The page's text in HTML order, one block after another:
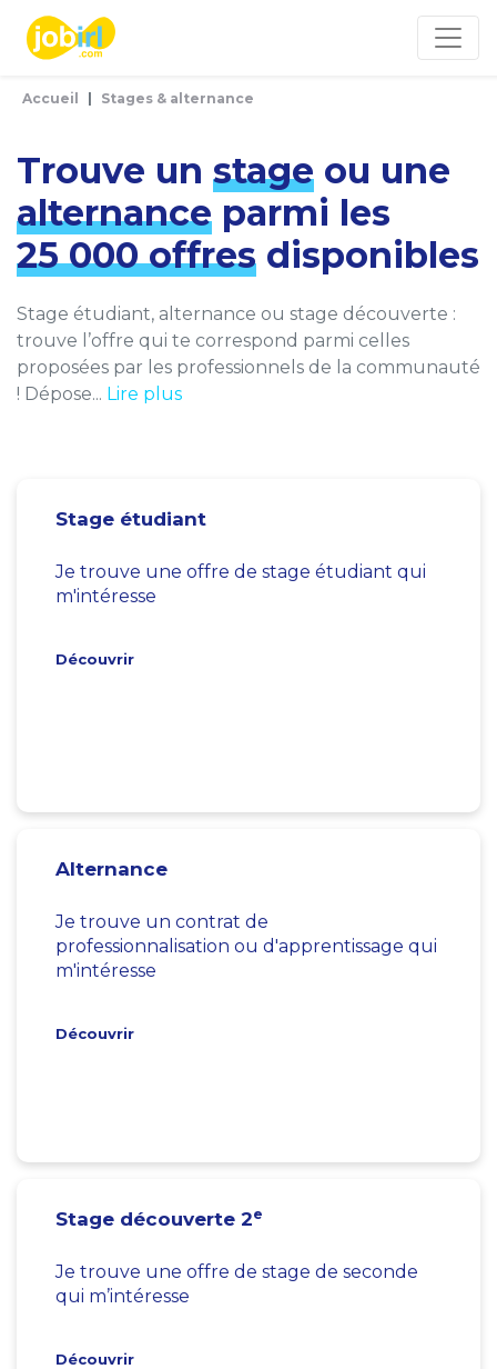
Accueil Stages & alternance
Trouve un stage ou une
alternance parmi les
25 000 offres disponibles
Stage étudiant, alternance ou stage découverte :
trouve l’offre qui te correspond parmi celles
proposées par les professionnels de la communauté
! Dépose... Lire plus
Stage étudiant
Je trouve une offre de stage étudiant qui
m'intéresse
Découvrir
Alternance
Je trouve un contrat de
professionnalisation ou d'apprentissage qui
m'intéresse
Découvrir
Stage découverte 2e
Je trouve une offre de stage de seconde
qui m’intéresse
Découvrir
Panneau de gestion des cookies